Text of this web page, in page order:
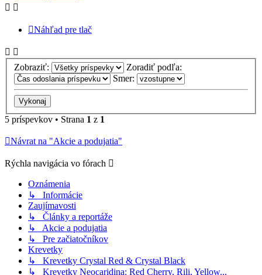
Náhľad pre tlač
Zobraziť:
Zoradiť podľa:
Smer:
5 príspevkov • Strana 1 z 1
Návrat na "Akcie a podujatia"
Rýchla navigácia vo fórach
Oznámenia
↳ Informácie
Zaujímavosti
↳ Články a reportáže
↳ Akcie a podujatia
↳ Pre začiatočníkov
Krevetky
↳ Krevetky Crystal Red & Crystal Black
↳ Krevetky Neocaridina: Red Cherry, Rili, Yellow...